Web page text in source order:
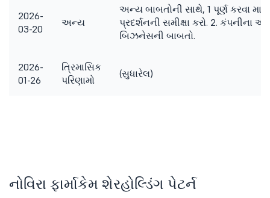
2026-
03-20
અન્ય
અન્ય બાબતોની સાથે, 1 પૂર્ણ કરવા
પ્રદર્શનની સમીક્ષા કરો. 2. કંપનીના
બિઝનેસની બાબતો.
2026-
01-26
ત્રિમાસિક
પરિણામો
(સુધારેલ)
નોવિરા ફાર્માકેમ શેરહોલ્ડિંગ પેટર્ન